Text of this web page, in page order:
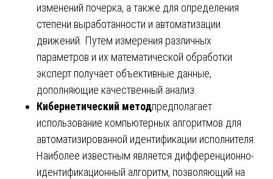
изменений почерка, а также для определения
степени выработанности и автоматизации
движений. Путем измерения различных
параметров и их математической обработки
эксперт получает объективные данные,
дополняющие качественный анализ.
Кибернетический методпредполагает
использование компьютерных алгоритмов для
автоматизированной идентификации исполнителя.
Наиболее известным является дифференционно-
идентификационный алгоритм, позволяющий на